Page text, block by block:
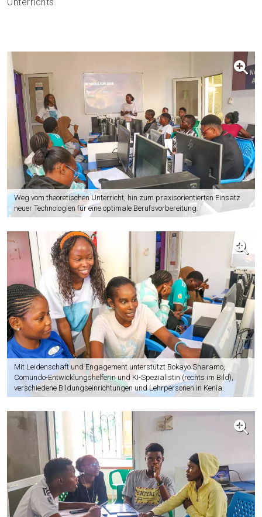
Weg vom theoretischen Unterricht, hin zum praxisorientierten Einsatz
neuer Technologien für eine optimale Berufsvorbereitung.
Mit Leidenschaft und Engagement unterstützt Bokayo Sharamo,
Comundo-Entwicklungshelferin und KI-Spezialistin (rechts im Bild),
verschiedene Bildungseinrichtungen und Lehrpersonen in Kenia.